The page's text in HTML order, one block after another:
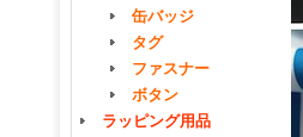
缶バッジ
タグ
ファスナー
ボタン
ラッピング用品